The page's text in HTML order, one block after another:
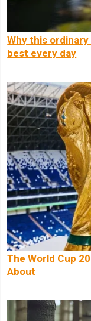
Why this
best every day
The World Cup
About